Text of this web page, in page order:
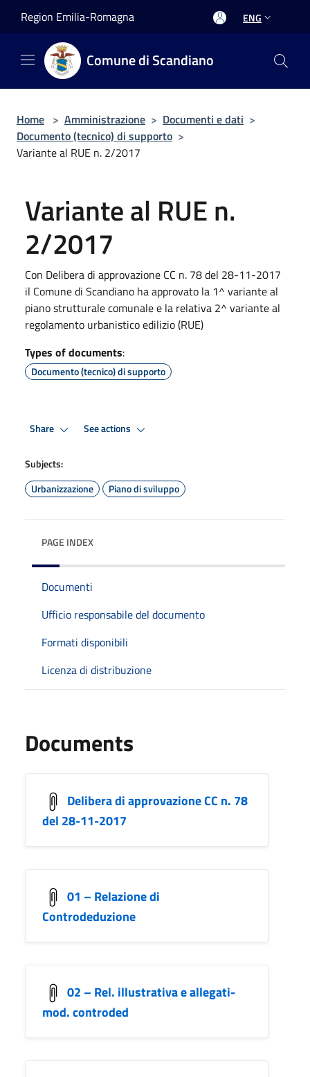
Region Emilia-Romagna ENG
Comune di Scandiano
Home > Amministrazione > Documenti e dati >
Documento (tecnico) di supporto >
Variante al RUE n. 2/2017
Variante al RUE n.
2/2017
Con Delibera di approvazione CC n. 78 del 28-11-2017
il Comune di Scandiano ha approvato la 1^ variante al
piano strutturale comunale e la relativa 2^ variante al
regolamento urbanistico edilizio (RUE)
Types of documents:
Documento (tecnico) di supporto
Share See actions
Subjects:
Urbanizzazione
Piano di sviluppo
PAGE INDEX
Documenti
Ufficio responsabile del documento
Formati disponibili
Licenza di distribuzione
Documents
Delibera di approvazione CC n. 78
del 28-11-2017
01 – Relazione di
Controdeduzione
02 – Rel. illustrativa e allegati-
mod. controded